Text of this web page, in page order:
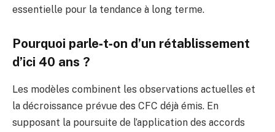
essentielle pour la tendance à long terme.
Pourquoi parle‑t‑on d’un rétablissement
d’ici 40 ans ?
Les modèles combinent les observations actuelles et
la décroissance prévue des CFC déjà émis. En
supposant la poursuite de l’application des accords